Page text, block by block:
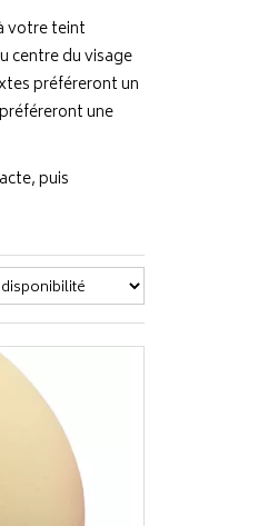
votre teint
centre du visage
préféreront un
une
puis